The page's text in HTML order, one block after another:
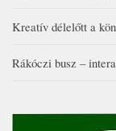
Kreatív délelőtt a
Rákóczi busz –